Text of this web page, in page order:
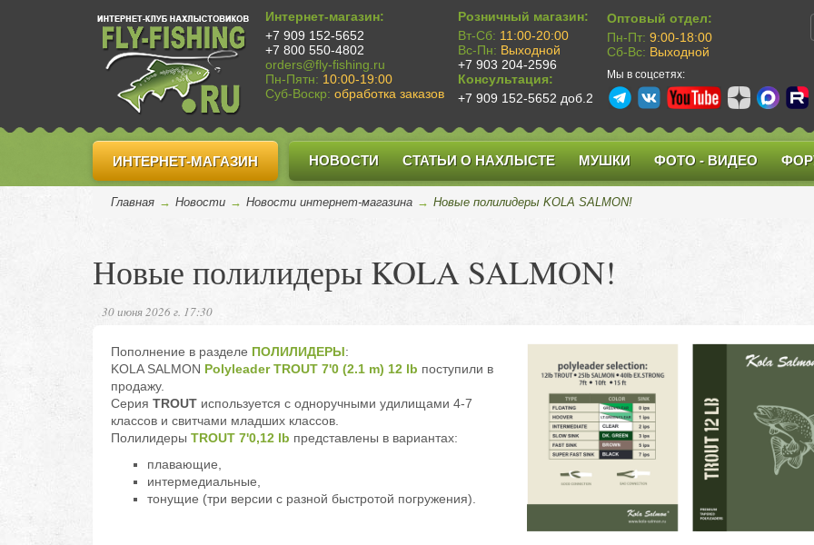
Интернет-магазин:
+7 909 152-5652
+7 800 550-4802
orders@fly-fishing.ru
Пн-Пятн: 10:00-19:00
Суб-Воскр: обработка заказов
Розничный магазин:
Вт-Сб: 11:00-20:00
Вс-Пн: Выходной
+7 903 204-2596
Консультация:
+7 909 152-5652 доб.2
Оптовый отдел:
Пн-Пт: 9:00-18:00
Сб-Вс: Выходной
Мы в соцсетях:
ИНТЕРНЕТ-МАГАЗИН НОВОСТИ СТАТЬИ О НАХЛЫСТЕ МУШКИ ФОТО - ВИДЕО
Главная → Новости → Новости интернет-магазина → Новые полилидеры KOLA SALMON!
Новые полилидеры KOLA SALMON!
30 июня 2026 г. 17:30
Пополнение в разделе ПОЛИЛИДЕРЫ:
KOLA SALMON Polyleader TROUT 7'0 (2.1 m) 12 lb поступили в
продажу.
Серия TROUT используется с одноручными удилищами 4-7
классов и свитчами младших классов.
Полилидеры TROUT 7'0,12 lb представлены в вариантах:
плавающие,
интермедиальные,
тонущие (три версии с разной быстротой погружения).